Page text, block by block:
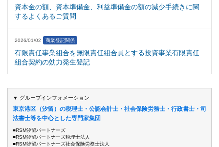
資本金の額、資本準備金、利益準備金の額の減少手続きに関
するよくあるご質問
2026/01/02 商業登記関係
有限責任事業組合を無限責任組合員とする投資事業有限責任
組合契約の効力発生登記
▼ グループインフォメーション
東京港区（汐留）の税理士・公認会計士・社会保険労務士・行政書士・司
法書士等を中心とした専門家集団
■RSM汐留パートナーズ
■RSM汐留パートナーズ税理士法人
■RSM汐留パートナーズ社会保険労務士法人